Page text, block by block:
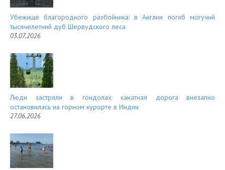
Убежище благородного разбойника: в Англии погиб могучий
тысячелетний дуб Шервудского леса
03.07.2026
Люди застряли в гондолах: канатная дорога внезапно
остановилась на горном курорте в Индии
27.06.2026